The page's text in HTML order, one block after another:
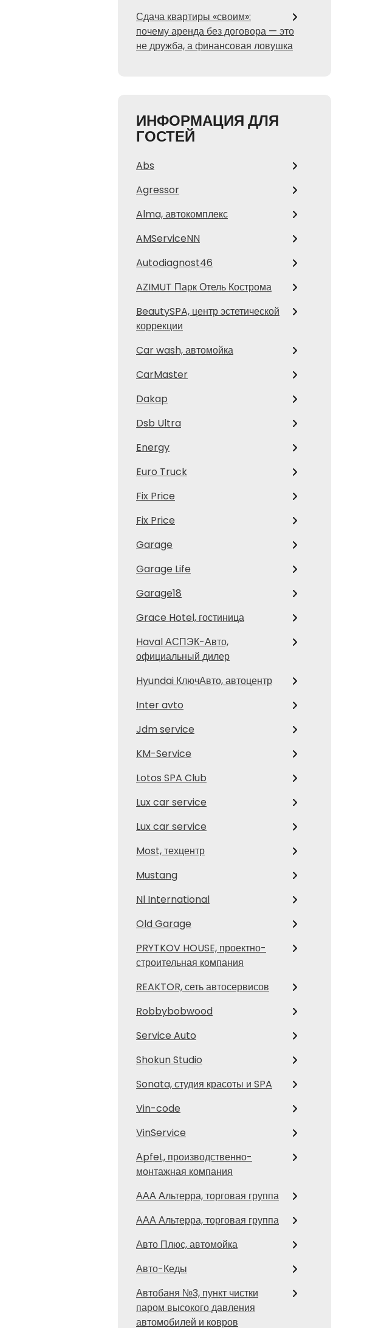
Сдача квартиры «своим»:
почему аренда без договора — это
не дружба, а финансовая ловушка
ИНФОРМАЦИЯ ДЛЯ
ГОСТЕЙ
Abs
Agressor
Alma, автокомплекс
AMServiceNN
Autodiagnost46
AZIMUT Парк Отель Кострома
BeautySPA, центр эстетической
коррекции
Car wash, автомойка
CarMaster
Dakap
Dsb Ultra
Energy
Euro Truck
Fix Price
Fix Price
Garage
Garage Life
Garage18
Grace Hotel, гостиница
Haval АСПЭК-Авто,
официальный дилер
Hyundai КлючАвто, автоцентр
Inter avto
Jdm service
KM-Service
Lotos SPA Club
Lux car service
Lux car service
Most, техцентр
Mustang
Nl International
Old Garage
PRYTKOV HOUSE, проектно-
строительная компания
REAKTOR, сеть автосервисов
Robbybobwood
Service Auto
Shokun Studio
Sonata, студия красоты и SPA
Vin-code
VinService
АpfeL, производственно-
монтажная компания
ААА Альтерра, торговая группа
ААА Альтерра, торговая группа
Авто Плюс, автомойка
Авто-Кеды
Автобаня №3, пункт чистки
паром высокого давления
автомобилей и ковров